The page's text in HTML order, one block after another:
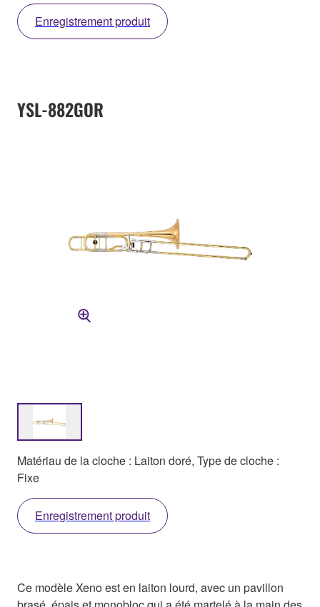
Enregistrement produit
YSL-882GOR
Matériau de la cloche : Laiton doré, Type de cloche :
Fixe
Enregistrement produit
Ce modèle Xeno est en laiton lourd, avec un pavillon